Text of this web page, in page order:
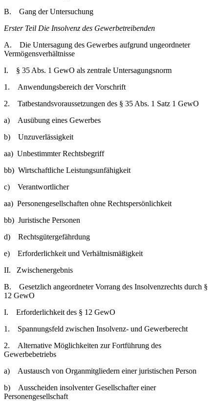
B. Gang der Untersuchung
Erster Teil Die Insolvenz des Gewerbetreibenden
A. Die Untersagung des Gewerbes aufgrund ungeordneter
Vermögensverhältnisse
I. § 35 Abs. 1 GewO als zentrale Untersagungsnorm
1. Anwendungsbereich der Vorschrift
2. Tatbestandsvoraussetzungen des § 35 Abs. 1 Satz 1 GewO
a) Ausübung eines Gewerbes
b) Unzuverlässigkeit
aa) Unbestimmter Rechtsbegriff
bb) Wirtschaftliche Leistungsunfähigkeit
c) Verantwortlicher
aa) Personengesellschaften ohne Rechtspersönlichkeit
bb) Juristische Personen
d) Rechtsgütergefährdung
e) Erforderlichkeit und Verhältnismäßigkeit
II. Zwischenergebnis
B. Gesetzlich angeordneter Vorrang des Insolvenzrechts durch §
12 GewO
I. Erforderlichkeit des § 12 GewO
1. Spannungsfeld zwischen Insolvenz- und Gewerberecht
2. Alternative Möglichkeiten zur Fortführung des
Gewerbebetriebs
a) Austausch von Organmitgliedern einer juristischen Person
b) Ausscheiden insolventer Gesellschafter einer
Personengesellschaft